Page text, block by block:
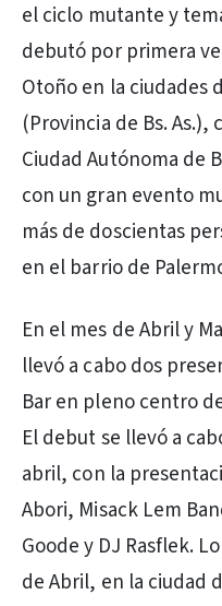
el ciclo mutante y
debutó por primera
Otoño en la ciudades
(Provincia de Bs.
Ciudad Autónoma de
con un gran evento
más de doscientas
en el barrio de
En el mes de Abril y
llevó a cabo dos
Bar en pleno centro
El debut se llevó a
abril, con la
Abori, Misack Lem
Goode y DJ Rasflek.
de Abril, en la ciudad